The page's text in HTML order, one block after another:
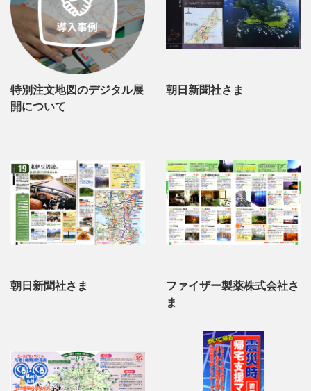
特別注文地図のデジタル展
開について
朝日新聞社さま
朝日新聞社さま
ファイザー製薬株式会社さ
ま